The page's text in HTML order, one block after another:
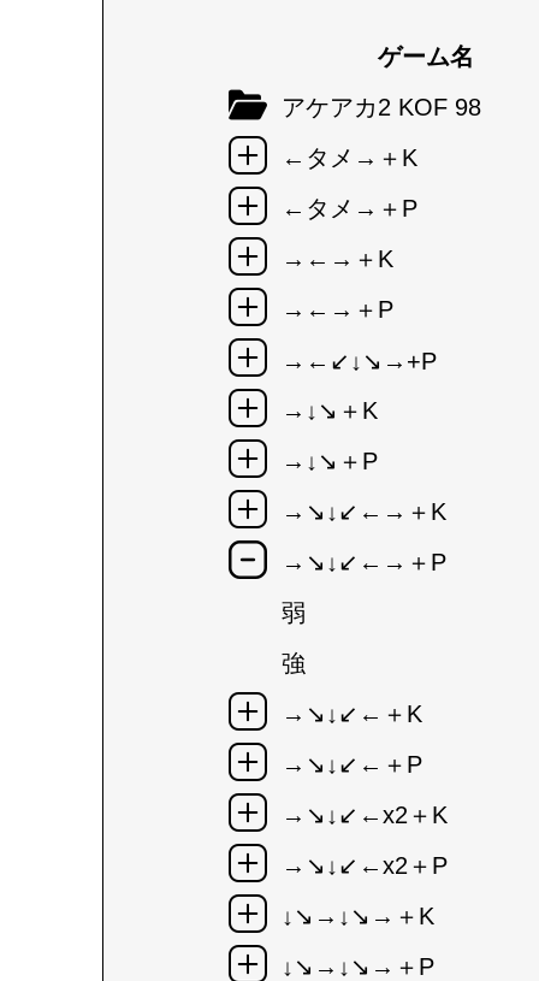
ゲーム名
アケアカ2 KOF 98
←タメ→＋K
←タメ→＋P
→←→＋K
→←→＋P
→←↙↓↘→+P
→↓↘＋K
→↓↘＋P
→↘↓↙←→＋K
→↘↓↙←→＋P
弱
強
→↘↓↙←＋K
→↘↓↙←＋P
→↘↓↙←x2＋K
→↘↓↙←x2＋P
↓↘→↓↘→＋K
↓↘→↓↘→＋P